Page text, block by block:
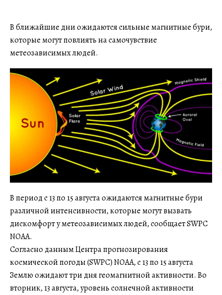
В ближайшие дни ожидаются сильные магнитные бури,
которые могут повлиять на самочувствие
метеозависимых людей.
В период с 13 по 15 августа ожидаются магнитные бури
различной интенсивности, которые могут вызвать
дискомфорт у метеозависимых людей, сообщает SWPC
NOAA.
Согласно данным Центра прогнозирования
космической погоды (SWPC) NOAA, с 13 по 15 августа
Землю ожидают три дня геомагнитной активности. Во
вторник, 13 августа, уровень солнечной активности